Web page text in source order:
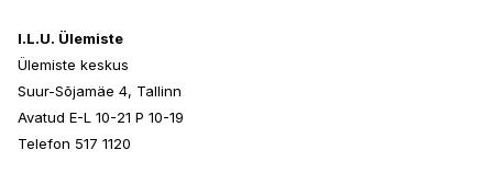
I.L.U. Ülemiste
Ülemiste keskus
Suur-Sõjamäe 4, Tallinn
Avatud E-L 10-21 P 10-19
Telefon 517 1120